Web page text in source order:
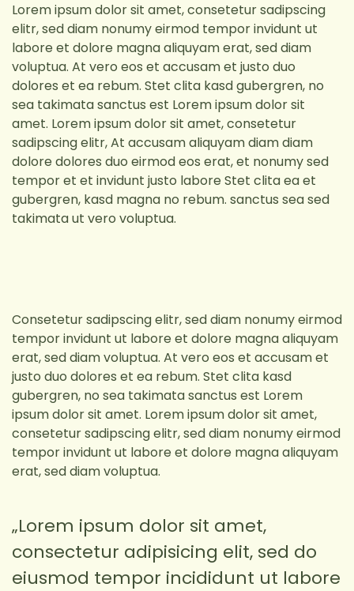
Lorem ipsum dolor sit amet, consetetur sadipscing
elitr, sed diam nonumy eirmod tempor invidunt ut
labore et dolore magna aliquyam erat, sed diam
voluptua. At vero eos et accusam et justo duo
dolores et ea rebum. Stet clita kasd gubergren, no
sea takimata sanctus est Lorem ipsum dolor sit
amet. Lorem ipsum dolor sit amet, consetetur
sadipscing elitr, At accusam aliquyam diam diam
dolore dolores duo eirmod eos erat, et nonumy sed
tempor et et invidunt justo labore Stet clita ea et
gubergren, kasd magna no rebum. sanctus sea sed
takimata ut vero voluptua.
Consetetur sadipscing elitr, sed diam nonumy eirmod
tempor invidunt ut labore et dolore magna aliquyam
erat, sed diam voluptua. At vero eos et accusam et
justo duo dolores et ea rebum. Stet clita kasd
gubergren, no sea takimata sanctus est Lorem
ipsum dolor sit amet. Lorem ipsum dolor sit amet,
consetetur sadipscing elitr, sed diam nonumy eirmod
tempor invidunt ut labore et dolore magna aliquyam
erat, sed diam voluptua.
„Lorem ipsum dolor sit amet,
consectetur adipisicing elit, sed do
eiusmod tempor incididunt ut labore